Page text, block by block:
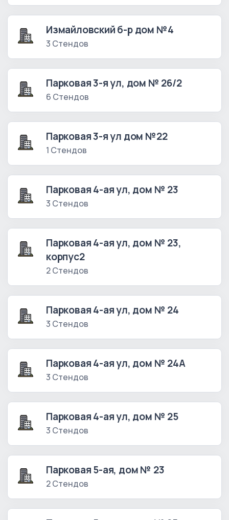
Измайловский б-р дом №4
3 Стендов
Парковая 3-я ул, дом № 26/2
6 Стендов
Парковая 3-я ул дом №22
1 Стендов
Парковая 4-ая ул, дом № 23
3 Стендов
Парковая 4-ая ул, дом № 23,
корпус2
2 Стендов
Парковая 4-ая ул, дом № 24
3 Стендов
Парковая 4-ая ул, дом № 24А
3 Стендов
Парковая 4-ая ул, дом № 25
3 Стендов
Парковая 5-ая, дом № 23
2 Стендов